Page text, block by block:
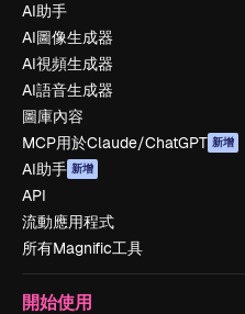
AI助手
AI圖像生成器
AI視頻生成器
AI語音生成器
圖庫內容
MCP用於Claude/ChatGPT 新增
AI助手 新增
API
流動應用程式
所有Magnific工具
開始使用